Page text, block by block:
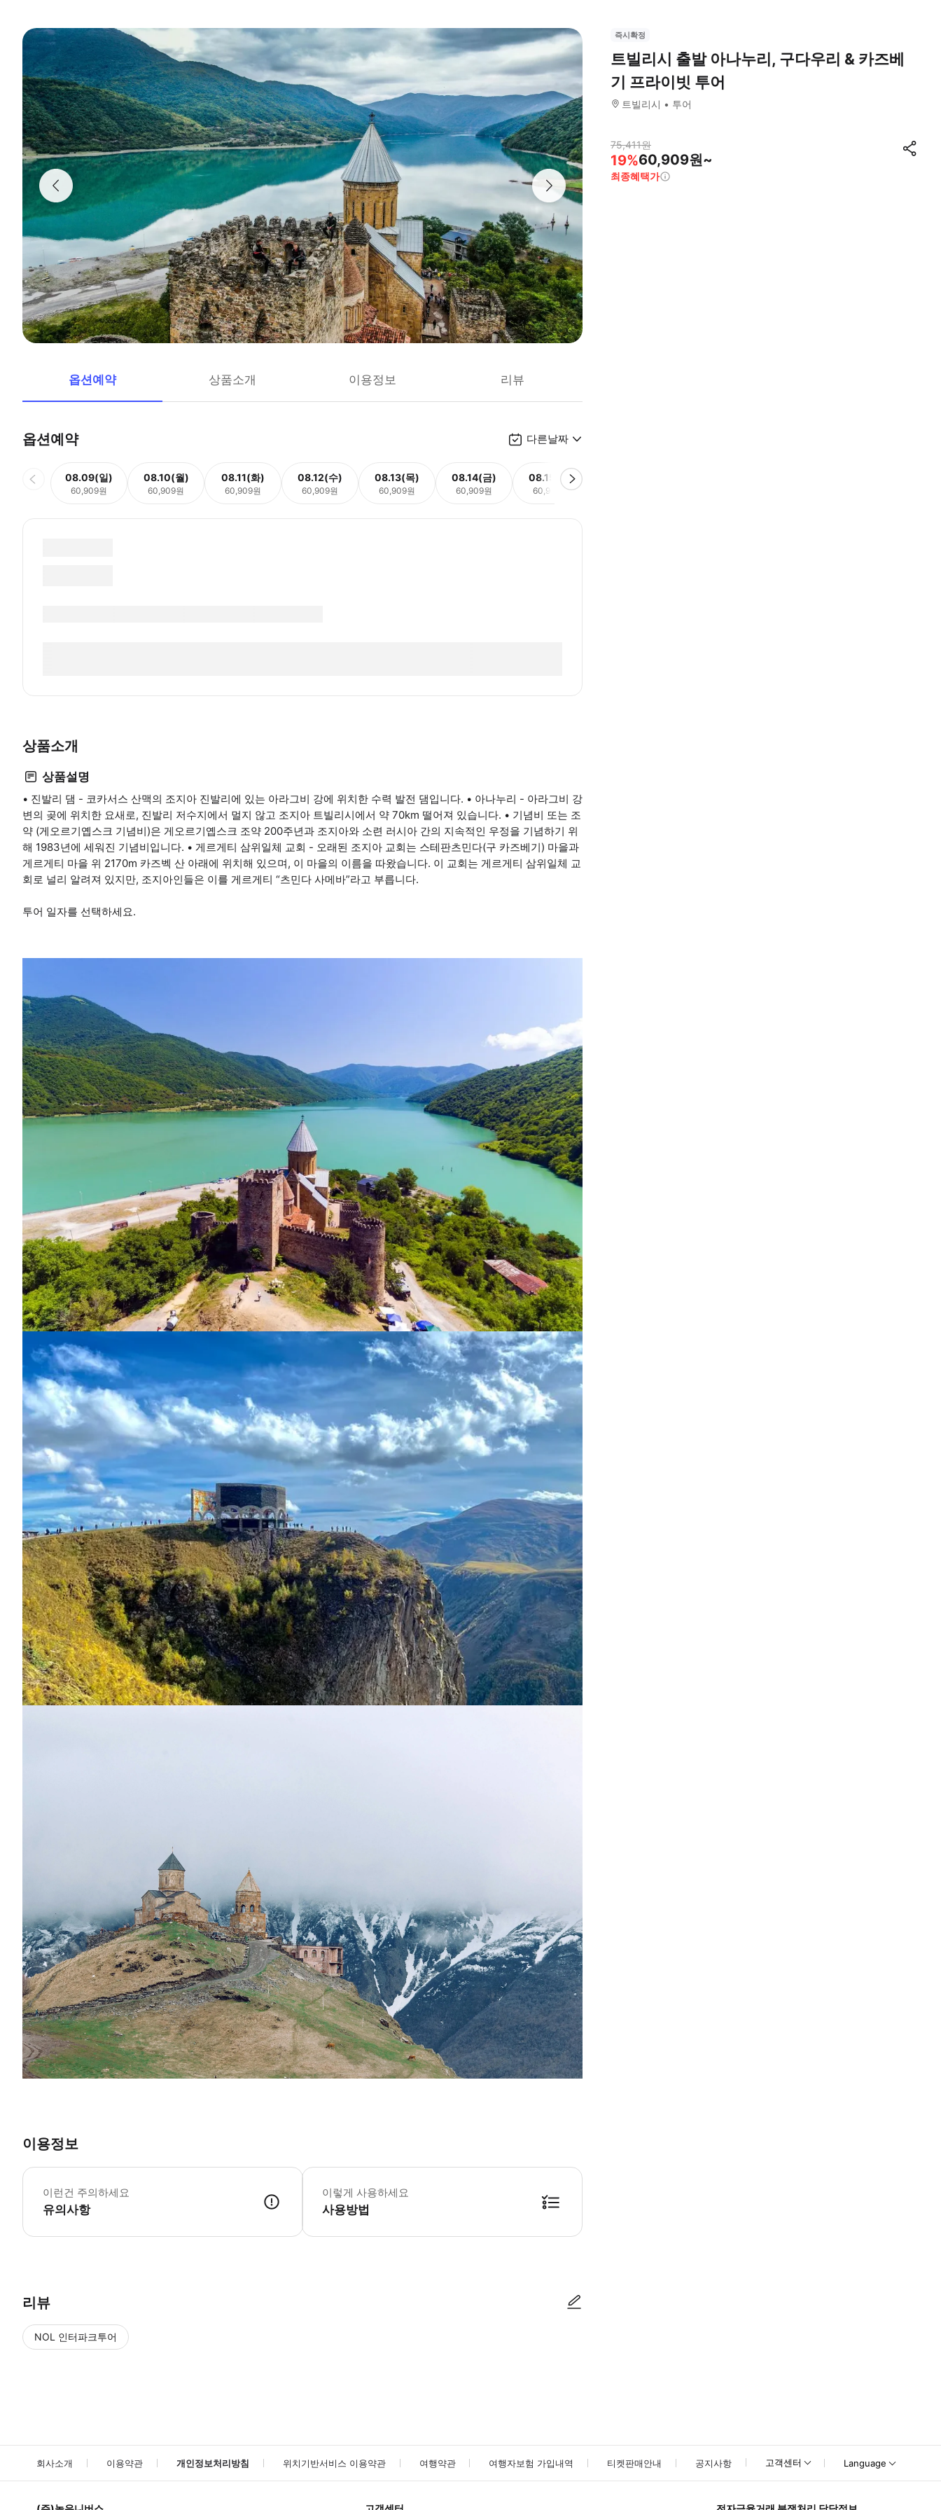
옵션예약 상품소개 이용정보 리뷰
옵션예약 다른날짜
08.09(일)
60,909원
08.10(월)
60,909원
08.11(화)
60,909원
08.12(수)
60,909원
08.13(목)
60,909원
08.14(금)
60,909원
08.15(토)
60,909원
상품소개
상품설명
• 진발리 댐 - 코카서스 산맥의 조지아 진발리에 있는 아라그비 강에 위치한 수력 발전 댐입니다. • 아나누리 - 아라그비 강
변의 곶에 위치한 요새로, 진발리 저수지에서 멀지 않고 조지아 트빌리시에서 약 70km 떨어져 있습니다. • 기념비 또는 조
약 (게오르기옙스크 기념비)은 게오르기옙스크 조약 200주년과 조지아와 소련 러시아 간의 지속적인 우정을 기념하기 위
해 1983년에 세워진 기념비입니다. • 게르게티 삼위일체 교회 - 오래된 조지아 교회는 스테판츠민다(구 카즈베기) 마을과
게르게티 마을 위 2170m 카즈벡 산 아래에 위치해 있으며, 이 마을의 이름을 따왔습니다. 이 교회는 게르게티 삼위일체 교
회로 널리 알려져 있지만, 조지아인들은 이를 게르게티 “츠민다 사메바”라고 부릅니다.
투어 일자를 선택하세요.
이용정보
이런건 주의하세요
유의사항
이렇게 사용하세요
사용방법
리뷰
NOL 인터파크투어
즉시확정
트빌리시 출발 아나누리, 구다우리 & 카즈베
기 프라이빗 투어
트빌리시 투어
75,411원
19%60,909원~
최종혜택가
회사소개 이용약관 개인정보처리방침 위치기반서비스 이용약관 여행약관 여행자보험 가입내역 티켓판매안내 공지사항 고객센터 Language